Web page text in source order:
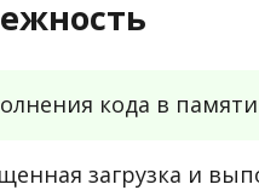
кода в
загрузка и